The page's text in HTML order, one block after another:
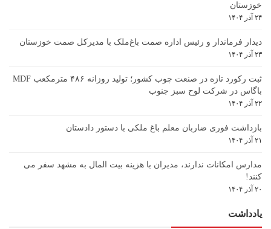
خوزستان
۲۴ آذر ۱۴۰۴
دیدار فرماندار و رئیس اداره صمت باغ‌ملک با مدیرکل صمت خوزستان
۲۳ آذر ۱۴۰۴
ثبت رکورد تازه در صنعت چوب کشور؛ تولید روزانه ۴۸۶ مترمکعب MDF
باگاس در شرکت لوح سبز جنوب
۲۲ آذر ۱۴۰۴
بازداشت فوری ضاربان معلم باغ ملکی با دستور دادستان
۲۱ آذر ۱۴۰۴
مدارس امکانات ندارند، مدیران با هزینه بیت المال به مشهد سفر می
کنند!
۲۰ آذر ۱۴۰۴
یادداشت